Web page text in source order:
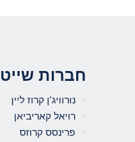
חברות שייט
נורוויג'ן קרוז ליין
רויאל קאריביאן
פרינסס קרוזס